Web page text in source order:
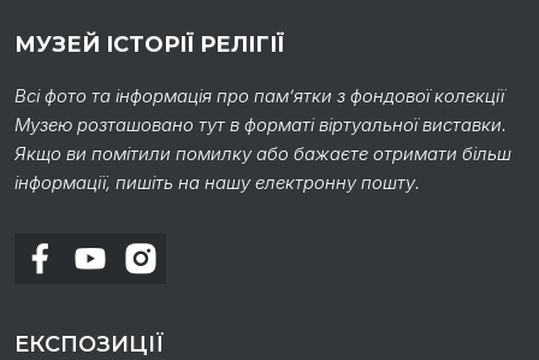
МУЗЕЙ ІСТОРІЇ РЕЛІГІЇ
Всі фото та інформація про пам’ятки з фондової колекції
Музею розташовано тут в форматі віртуальної виставки.
Якщо ви помітили помилку або бажаєте отримати більш
інформації, пишіть на нашу електронну пошту.
ЕКСПОЗИЦІЇ